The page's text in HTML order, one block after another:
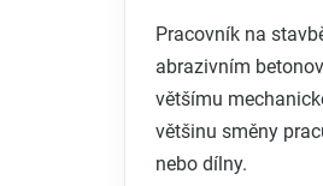
Pracovník na
abrazivním
většímu
většinu směny
nebo dílny.